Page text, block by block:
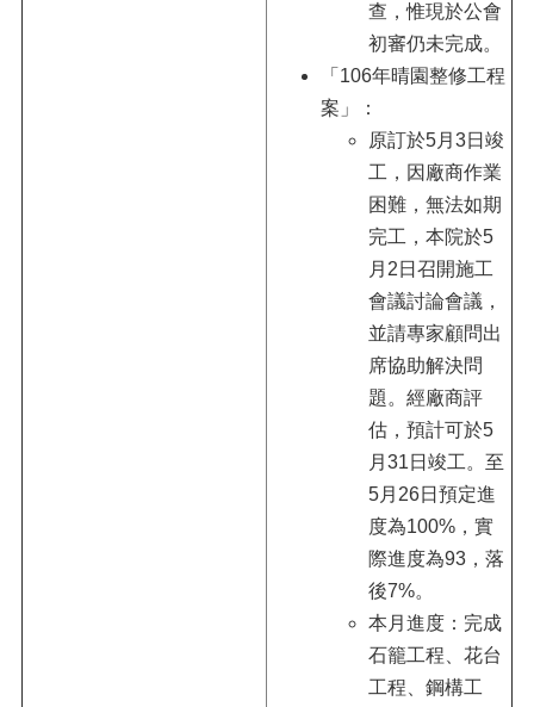
查，惟現於公會
初審仍未完成。
「106年晴園整修工程
案」：
原訂於5月3日竣
工，因廠商作業
困難，無法如期
完工，本院於5
月2日召開施工
會議討論會議，
並請專家顧問出
席協助解決問
題。經廠商評
估，預計可於5
月31日竣工。至
5月26日預定進
度為100%，實
際進度為93，落
後7%。
本月進度：完成
石籠工程、花台
工程、鋼構工